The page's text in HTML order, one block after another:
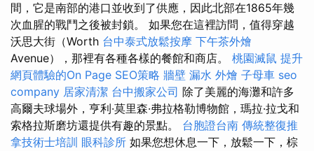
間，它是南部的港口並收到了供應，因此北部在1865年幾
次血腥的戰鬥之後被封鎖。 如果您在這裡訪問，值得穿越
沃思大街（Worth 台中泰式放鬆按摩 下午茶外燴
Avenue），那裡有各種各樣的餐館和商店。 桃園滅鼠 提升
網頁體驗的On Page SEO策略 牆壁 漏水 外燴 子母車 seo
company 居家清潔 台中搬家公司 除了美麗的海灘和許多
高爾夫球場外，亨利·莫里森·弗拉格勒博物館，瑪拉·拉戈和
索格拉斯磨坊還提供有趣的景點。 台胞證台南 傳統整復推
拿技術士培訓 眼科診所 如果您想休息一下，放鬆一下，棕